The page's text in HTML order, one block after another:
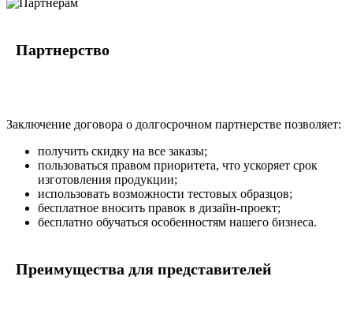
Партнерство
Заключение договора о долгосрочном партнерстве позволяет:
получить скидку на все заказы;
пользоваться правом приоритета, что ускоряет срок
изготовления продукции;
использовать возможности тестовых образцов;
бесплатное вносить правок в дизайн-проект;
бесплатно обучаться особенностям нашего бизнеса.
Преимущества для представителей